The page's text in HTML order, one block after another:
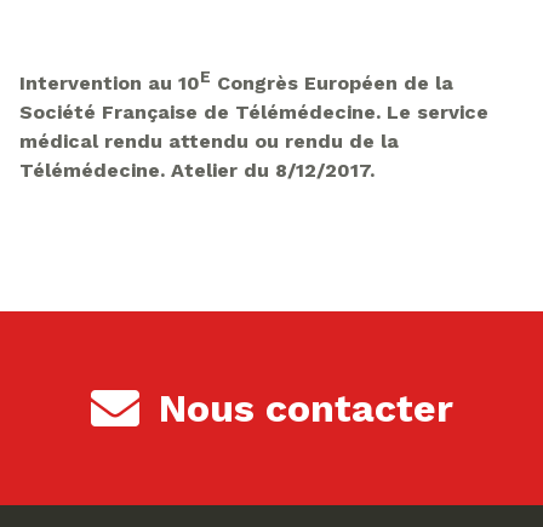
Intervention au 10E Congrès Européen de la
Société Française de Télémédecine. Le service
médical rendu attendu ou rendu de la
Télémédecine. Atelier du 8/12/2017.
Nous contacter